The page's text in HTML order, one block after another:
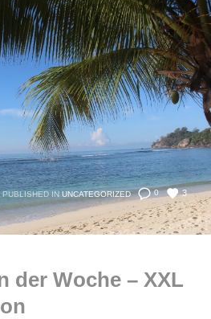
0 3
PUBLISHED IN UNCATEGORIZED
der Woche – XXL